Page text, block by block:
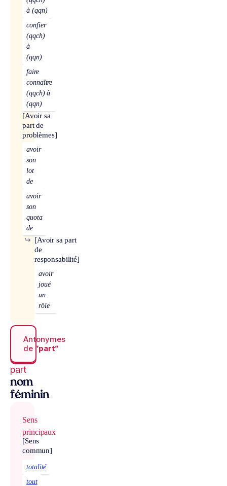
à (qqn)
confier
(qqch)
à
(qqn)
faire
connaître
(qqch) à
(qqn)
[Avoir sa
part de
problèmes]
avoir
son
lot
de
avoir
son
quota
de
[Avoir sa part
de
responsabilité]
↪
avoir
joué
un
rôle
Antonymes
de “part“
part
nom
féminin
Sens
principaux
[Sens
commun]
totalité
tout